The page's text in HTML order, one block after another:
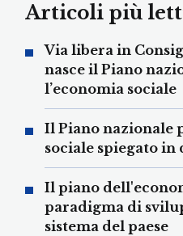
Articoli più
Via libera in
nasce il Piano
l’economia sociale
Il Piano nazionale
sociale spiegato
Il piano
paradigma di
sistema del paese